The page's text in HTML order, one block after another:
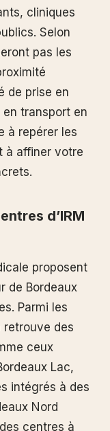
cliniques
Selon
pas les
de prise en
transport en
à repérer les
à affiner votre
d’IRM
proposent
de Bordeaux
Parmi les
des
ceux
Lac,
intégrés à des
Nord
centres à